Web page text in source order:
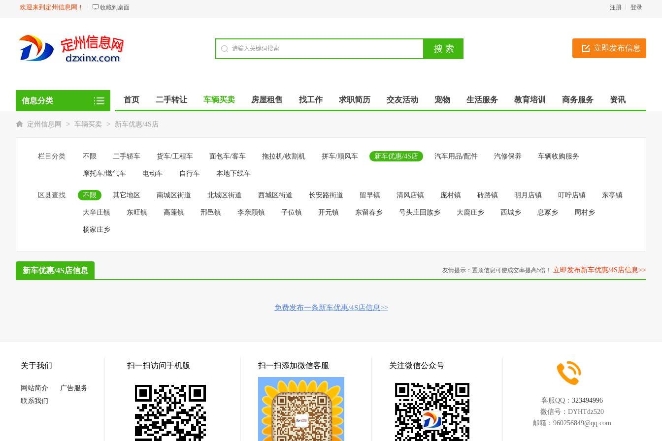
欢迎来到定州信息网！ 收藏到桌面 登录
注册
立即发布信息
信息分类 首页 二手转让 车辆买卖 房屋租售 找工作 求职简历 交友活动 宠物 生活服务 教育培训 商务服务 资讯
商品 店铺
定州信息网 > 车辆买卖 > 新车优惠/4S店
栏目分类 不限 二手轿车 货车/工程车 面包车/客车 拖拉机/收割机 拼车/顺风车 新车优惠/4S店 汽车用品/配件 汽修保养 车辆收购服务
摩托车/燃气车 电动车 自行车 本地下线车
区县查找 不限 其它地区 南城区街道 北城区街道 西城区街道 长安路街道 留早镇 清风店镇 庞村镇 砖路镇 明月店镇 叮咛店镇 东亭镇
大辛庄镇 东旺镇 高蓬镇 邢邑镇 李亲顾镇 子位镇 开元镇 东留春乡 号头庄回族乡 大鹿庄乡 西城乡 息冢乡 周村乡
杨家庄乡
新车优惠/4S店信息 友情提示：置顶信息可使成交率提高5倍！ 立即发布新车优惠/4S店信息>>
免费发布一条新车优惠/4S店信息>>
关于我们
网站简介
广告服务
联系我们
扫一扫访问手机版 扫一扫添加微信客服 关注微信公众号
客服QQ： 323494996
微信号： DYHTdz520
邮箱： 960256849@qq.com